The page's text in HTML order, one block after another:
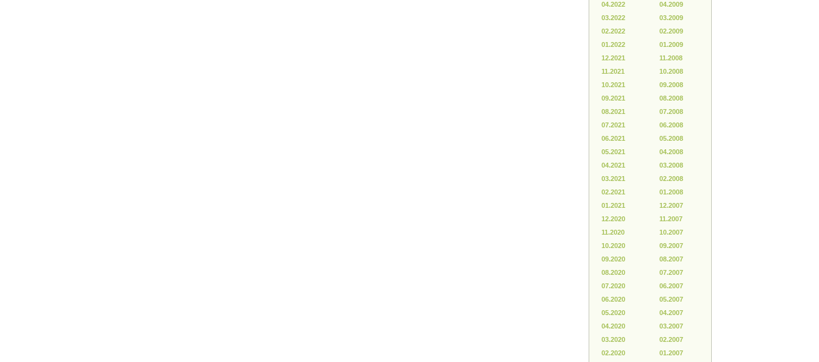
04.2022
03.2022
02.2022
01.2022
12.2021
11.2021
10.2021
09.2021
08.2021
07.2021
06.2021
05.2021
04.2021
03.2021
02.2021
01.2021
12.2020
11.2020
10.2020
09.2020
08.2020
07.2020
06.2020
05.2020
04.2020
03.2020
02.2020
04.2009
03.2009
02.2009
01.2009
11.2008
10.2008
09.2008
08.2008
07.2008
06.2008
05.2008
04.2008
03.2008
02.2008
01.2008
12.2007
11.2007
10.2007
09.2007
08.2007
07.2007
06.2007
05.2007
04.2007
03.2007
02.2007
01.2007